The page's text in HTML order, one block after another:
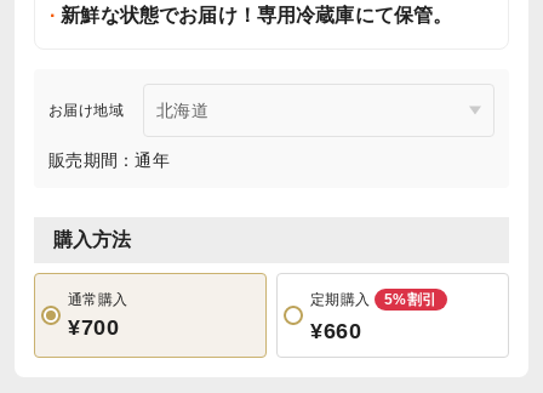
新鮮な状態でお届け！専用冷蔵庫にて保管。
お届け地域
販売期間：通年
購入方法
通常購入
¥700
定期購入 5%割引
¥660